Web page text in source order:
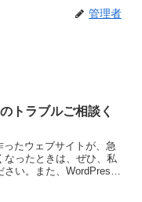
管理者
トラブルご相談く
ったウェブサイトが、急
なったときは、ぜひ、私
さい。また、WordPress